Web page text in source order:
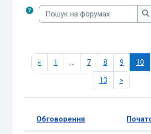
Пошук на форумах
« Попередня сторінка
1 Сторінка 1
… 7Сторінка 7
8 Сторінка 8
9 10
13Сторінка 13
»
Статус
Обговорення